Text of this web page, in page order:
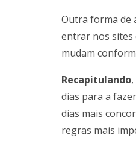
Outra forma de
entrar nos sites
mudam
Recapitulando
dias para a
dias mais
regras mais